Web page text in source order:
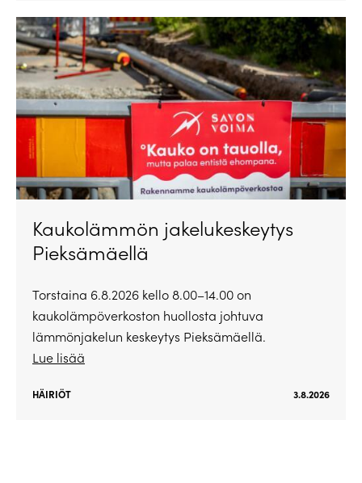
Kaukolämmön jakelukeskeytys
Pieksämäellä
Torstaina 6.8.2026 kello 8.00–14.00 on
kaukolämpöverkoston huollosta johtuva
lämmönjakelun keskeytys Pieksämäellä.
Lue lisää
HÄIRIÖT 3.8.2026